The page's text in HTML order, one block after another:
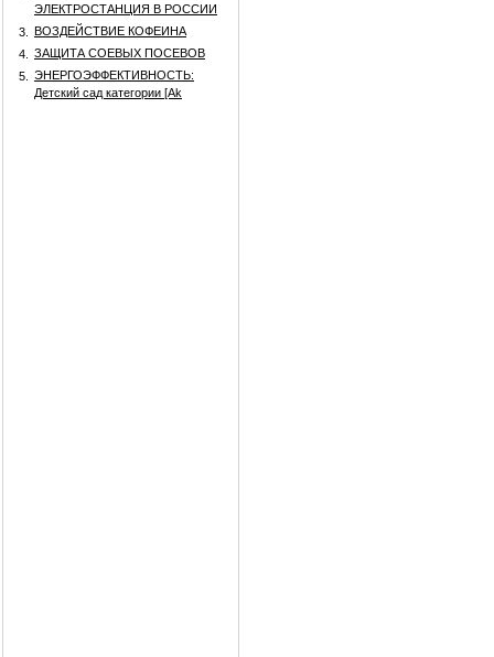
ЭЛЕКТРОСТАНЦИЯ В РОССИИ
3.
ВОЗДЕЙСТВИЕ КОФЕИНА
4.
ЗАЩИТА СОЕВЫХ ПОСЕВОВ
5.
ЭНЕРГОЭФФЕКТИВНОСТЬ:
Детский сад категории [Аk